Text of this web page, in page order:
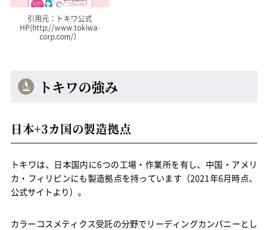
引用元：トキワ公式
HP(http://www.tokiwa-
corp.com/）
トキワの強み
日本+3カ国の製造拠点
トキワは、日本国内に6つの工場・作業所を有し、中国・アメリ
カ・フィリピンにも製造拠点を持っています（2021年6月時点、
公式サイトより）。
カラーコスメティクス受託の分野でリーディングカンパニーとし